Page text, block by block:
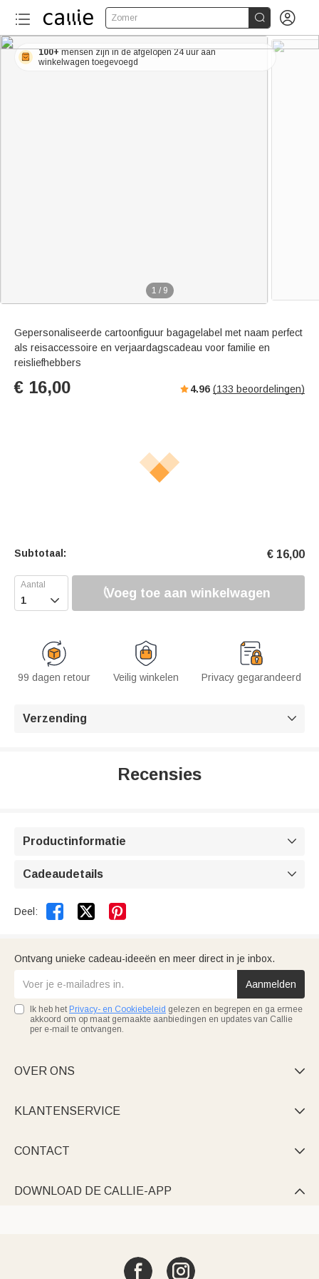
Zomer  
1 / 9
100+mensen zijn in de afgelopen 24 uur aan
winkelwagen toegevoegd
Gepersonaliseerde cartoonfiguur bagagelabel met naam perfect
als reisaccessoire en verjaardagscadeau voor familie en
reisliefhebbers
€ 16,00 4.96 (133 beoordelingen)
Subtotaal: € 16,00
 Voeg toe aan winkelwagen
99 dagen retour Veilig winkelen Privacy gegarandeerd
Verzending 
Recensies
Productinformatie 
Cadeaudetails 
Deel:  
Ontvang unieke cadeau-ideeën en meer direct in je inbox.
Aanmelden
Ik heb het Privacy- en Cookiebeleid gelezen en begrepen en ga ermee
akkoord om op maat gemaakte aanbiedingen en updates van Callie
per e-mail te ontvangen.
OVER ONS 
KLANTENSERVICE 
CONTACT 
DOWNLOAD DE CALLIE-APP 